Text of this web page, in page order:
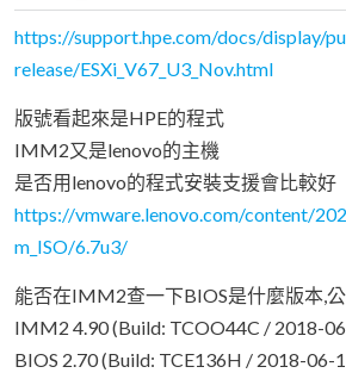
https://support.hpe.com/docs/display/
release/ESXi_V67_U3_Nov.html
版號看起來是HPE的程式
IMM2又是lenovo的主機
是否用lenovo的程式安裝支援會比較好
https://vmware.lenovo.com/content/
m_ISO/6.7u3/
能否在IMM2查一下BIOS是什麼版本,
IMM2 4.90 (Build: TCOO44C / 2018-
BIOS 2.70 (Build: TCE136H / 2018-06-